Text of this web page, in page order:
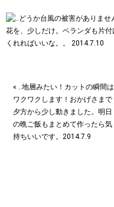
« ‥地層みたい！カットの瞬間は
ワクワクします！おかげさまで
夕方から少し動きました。明日
の晩ご飯もまとめて作ったら気
持ちいいです。2014.7.9